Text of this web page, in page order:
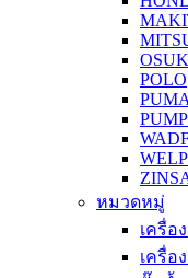
POLO
PUMA
หมวดหมู่
เครื่อ
เครื่อ